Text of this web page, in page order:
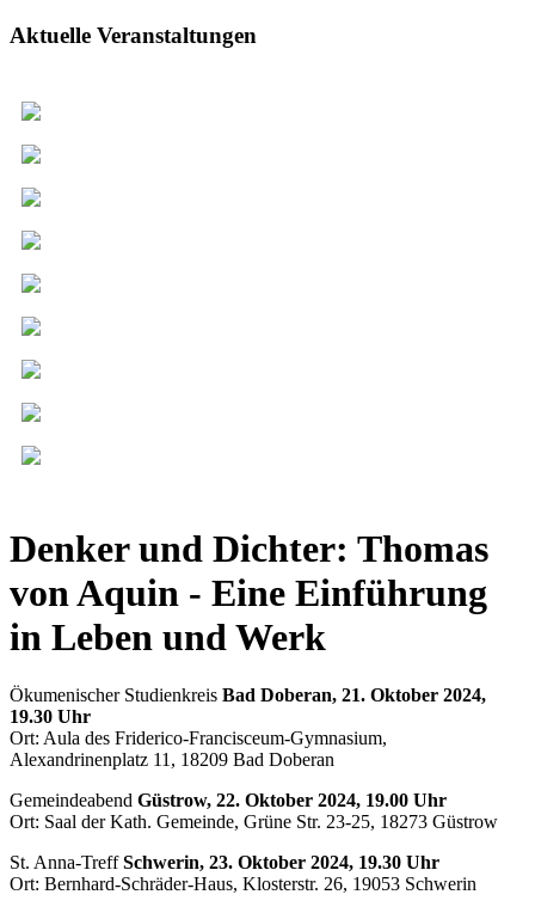
Aktuelle Veranstaltungen
Denker und Dichter: Thomas
von Aquin - Eine Einführung
in Leben und Werk
Ökumenischer Studienkreis Bad Doberan, 21. Oktober 2024,
19.30 Uhr
Ort: Aula des Friderico-Francisceum-Gymnasium,
Alexandrinenplatz 11, 18209 Bad Doberan
Gemeindeabend Güstrow, 22. Oktober 2024, 19.00 Uhr
Ort: Saal der Kath. Gemeinde, Grüne Str. 23-25, 18273 Güstrow
St. Anna-TreffSchwerin, 23. Oktober 2024, 19.30 Uhr
Ort: Bernhard-Schräder-Haus, Klosterstr. 26, 19053 Schwerin